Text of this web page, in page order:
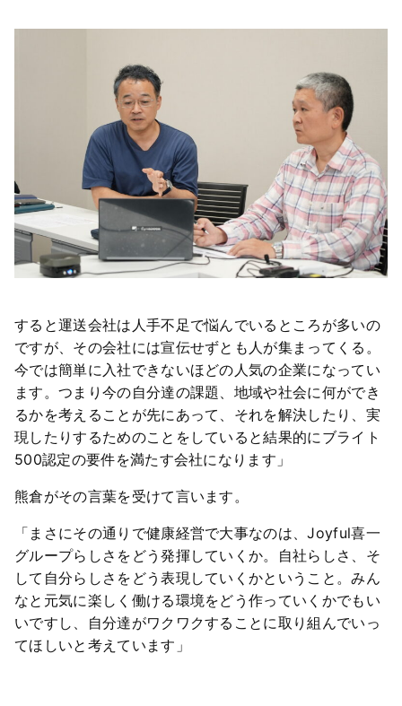
すると運送会社は人手不足で悩んでいるところが多いの
ですが、その会社には宣伝せずとも人が集まってくる。
今では簡単に入社できないほどの人気の企業になってい
ます。つまり今の自分達の課題、地域や社会に何ができ
るかを考えることが先にあって、それを解決したり、実
現したりするためのことをしていると結果的にブライト
500認定の要件を満たす会社になります」
熊倉がその言葉を受けて言います。
「まさにその通りで健康経営で大事なのは、Joyful喜一
グループらしさをどう発揮していくか。自社らしさ、そ
して自分らしさをどう表現していくかということ。みん
なと元気に楽しく働ける環境をどう作っていくかでもい
いですし、自分達がワクワクすることに取り組んでいっ
てほしいと考えています」